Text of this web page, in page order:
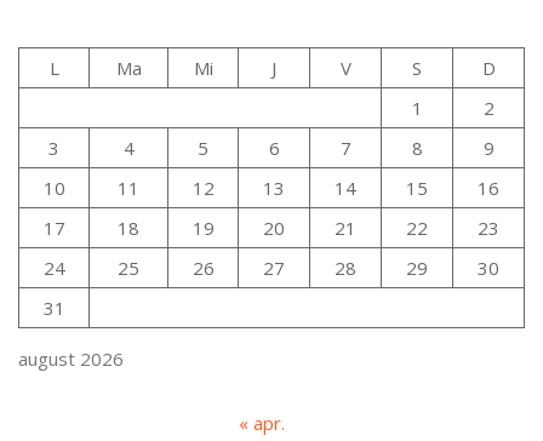
august 2026
L Ma Mi J V S
D
1
2
3
4 5 6 7 8
9
10
11 12 13 14 15
16
17
18 19 20 21 22
23
24
25 26 27 28 29
30
31
« apr.